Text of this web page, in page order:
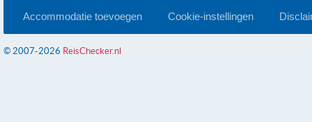
Accommodatie toevoegen Cookie-instellingen
© 2007-2026 ReisChecker.nl